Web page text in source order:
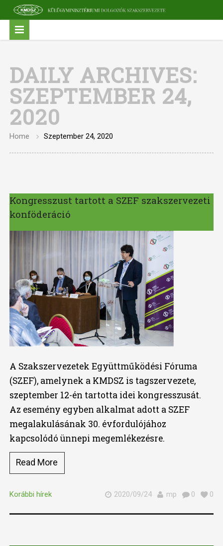
DAILY ARCHIVES:
SZEPTEMBER 24,
2020
Home Szeptember 24, 2020
Kongresszust tartott a SZEF szakszervezeti
konföderáció
A Szakszervezetek Együttműködési Fóruma
(SZEF), amelynek a KMDSZ is tagszervezete,
szeptember 12-én tartotta idei kongresszusát.
Az esemény egyben alkalmat adott a SZEF
megalakulásának 30. évfordulójához
kapcsolódó ünnepi megemlékezésre.
Read More
Korábbi hírek 2020/09/24 mp 0 0